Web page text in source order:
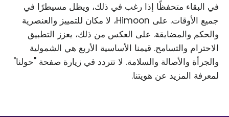
في البقاء متحفظًا إذا رغب في ذلك، ويظل مسيطرًا في
جميع الأوقات. على Himoon، لا مكان للتمييز والعنصرية
والحكم والمضايقة. على العكس من ذلك، يعزز التطبيق
الاحترام والتسامح. قيمنا الأساسية الأربع هي الشمولية
والجرأة والأصالة والسلامة. لا تتردد في زيارة صفحة "حولنا"
لمعرفة المزيد عن هويتنا.